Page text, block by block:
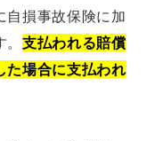
自損事故保険に加
。支払われる賠償
た場合に支払われ